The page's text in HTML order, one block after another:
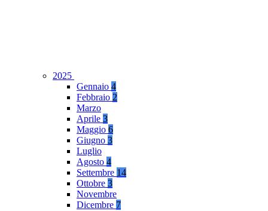
2025
Gennaio 4
Febbraio 2
Marzo
Aprile 3
Maggio 6
Giugno 3
Luglio
Agosto 4
Settembre 14
Ottobre 3
Novembre
Dicembre 7